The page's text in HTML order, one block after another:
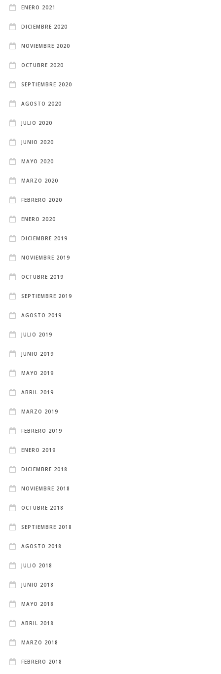
ENERO 2021
DICIEMBRE 2020
NOVIEMBRE 2020
OCTUBRE 2020
SEPTIEMBRE 2020
AGOSTO 2020
JULIO 2020
JUNIO 2020
MAYO 2020
MARZO 2020
FEBRERO 2020
ENERO 2020
DICIEMBRE 2019
NOVIEMBRE 2019
OCTUBRE 2019
SEPTIEMBRE 2019
AGOSTO 2019
JULIO 2019
JUNIO 2019
MAYO 2019
ABRIL 2019
MARZO 2019
FEBRERO 2019
ENERO 2019
DICIEMBRE 2018
NOVIEMBRE 2018
OCTUBRE 2018
SEPTIEMBRE 2018
AGOSTO 2018
JULIO 2018
JUNIO 2018
MAYO 2018
ABRIL 2018
MARZO 2018
FEBRERO 2018